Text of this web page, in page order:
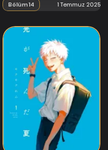
Bölüm 14 1 Temmuz 2025